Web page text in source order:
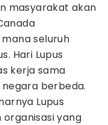
masyarakat akan
seluruh
Hari Lupus
kerja sama
negara berbeda.
Lupus
organisasi yang